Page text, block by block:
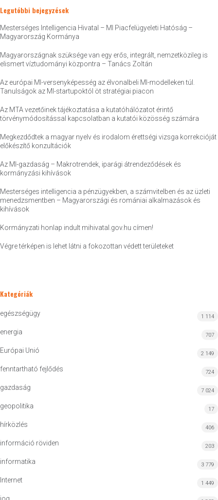
Legutóbbi bejegyzések
Mesterséges Intelligencia Hivatal – MI Piacfelügyeleti Hatóság –
Magyarország Kormánya
Magyarországnak szüksége van egy erős, integrált, nemzetközileg is
elismert víztudományi központra – Tanács Zoltán
Az európai MI-versenyképesség az élvonalbeli MI-modelleken túl.
Tanulságok az MI-startupoktól öt stratégiai piacon
Az MTA vezetőinek tájékoztatása a kutatóhálózatot érintő
törvénymódosítással kapcsolatban a kutatói közösség számára
Megkezdődtek a magyar nyelv és irodalom érettségi vizsga korrekcióját
előkészítő konzultációk
Az MI-gazdaság – Makrotrendek, iparági átrendeződések és
kormányzási kihívások
Mesterséges intelligencia a pénzügyekben, a számvitelben és az üzleti
menedzsmentben – Magyarországi és romániai alkalmazások és
kihívások
Kormányzati honlap indult mihivatal.gov.hu címen!
Végre térképen is lehet látni a fokozottan védett területeket
Kategóriák
egészségügy 1 114
energia 707
Európai Unió 2 149
fenntartható fejlődés 724
gazdaság 7 024
geopolitika 17
hírközlés 406
információ röviden 203
informatika 3 779
Internet 1 449